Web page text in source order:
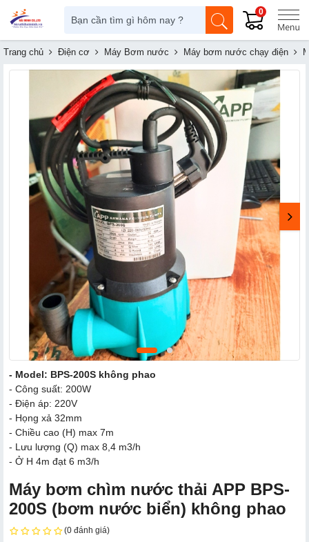
0
Trang chủ Điện cơ Máy Bơm nước Máy bơm nước chạy điện
- Model: BPS-200S không phao
- Công suất: 200W
- Điện áp: 220V
- Họng xả 32mm
- Chiều cao (H) max 7m
- Lưu lượng (Q) max 8,4 m3/h
- Ở H 4m đạt 6 m3/h
Máy bơm chìm nước thải APP BPS-
200S (bơm nước biển) không phao
(0 đánh giá)